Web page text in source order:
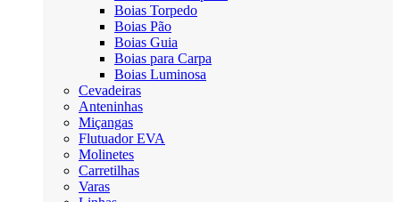
Boias Torpedo
Boias Pão
Boias Guia
Boias para Carpa
Boias Luminosa
Cevadeiras
Anteninhas
Miçangas
Flutuador EVA
Molinetes
Carretilhas
Varas